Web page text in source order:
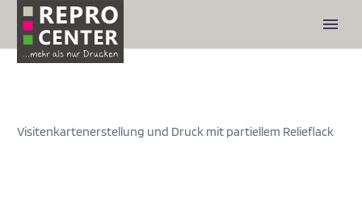
Visitenkartenerstellung und Druck mit partiellem Relieflack